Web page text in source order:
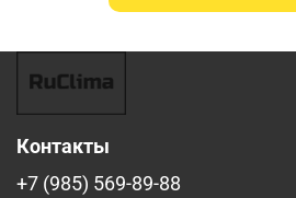
Контакты
+7 (985) 569-89-88